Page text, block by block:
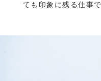
ても印象に残る仕事で